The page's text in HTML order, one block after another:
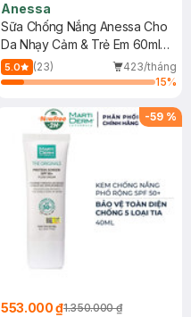
Anessa
Sữa Chống Nắng Anessa Cho
Da Nhạy Cảm & Trẻ Em 60ml
(Mới)
5.0 (23)
423/tháng
15%
-59 %
553.000 ₫1.350.000 ₫